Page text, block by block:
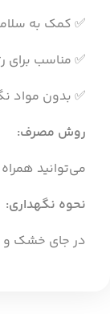
✅ کمک به
✅ مناسب برای
✅ بدون مواد
روش مصرف:
می‌توانید همراه
نحوه نگهداری:
در جای خشک و